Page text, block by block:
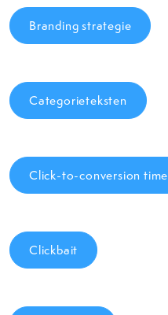
Branding strategie
Categorieteksten
Click-to-conversion time
Clickbait